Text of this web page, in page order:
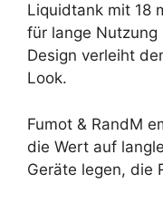
Liquidtank mit 18
für lange Nutzung
Design verleiht
Look.
Fumot & RandM
die Wert auf
Geräte legen, die